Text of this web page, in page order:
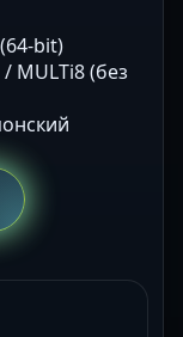
bit)
MULTi8 (без